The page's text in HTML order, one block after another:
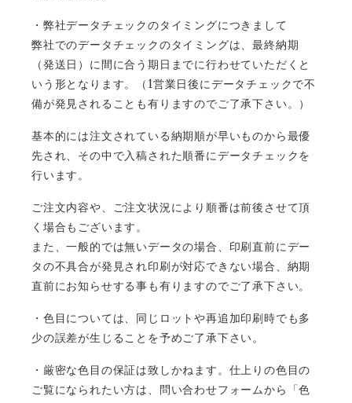
・弊社データチェックのタイミングにつきまして
弊社でのデータチェックのタイミングは、最終納期
（発送日）に間に合う期日までに行わせていただくと
いう形となります。（ 1営業日後にデータチェックで不
備が発見されることも有りますのでご了承下さい。）
基本的には注文されている納期順が早いものから最優
先され、その中で入稿された順番にデータチェックを
行います。
ご注文内容や、ご注文状況により順番は前後させて頂
く場合もございます。
また、一般的では無いデータの場合、印刷直前にデー
タの不具合が発見され印刷が対応できない場合、納期
直前にお知らせする事も有りますのでご了承下さい。
・色目については、同じロットや再追加印刷時でも多
少の誤差が生じることを予めご了承下さい。
・厳密な色目の保証は致しかねます。仕上りの色目の
ご覧になられたい方は、問い合わせフォームから「色